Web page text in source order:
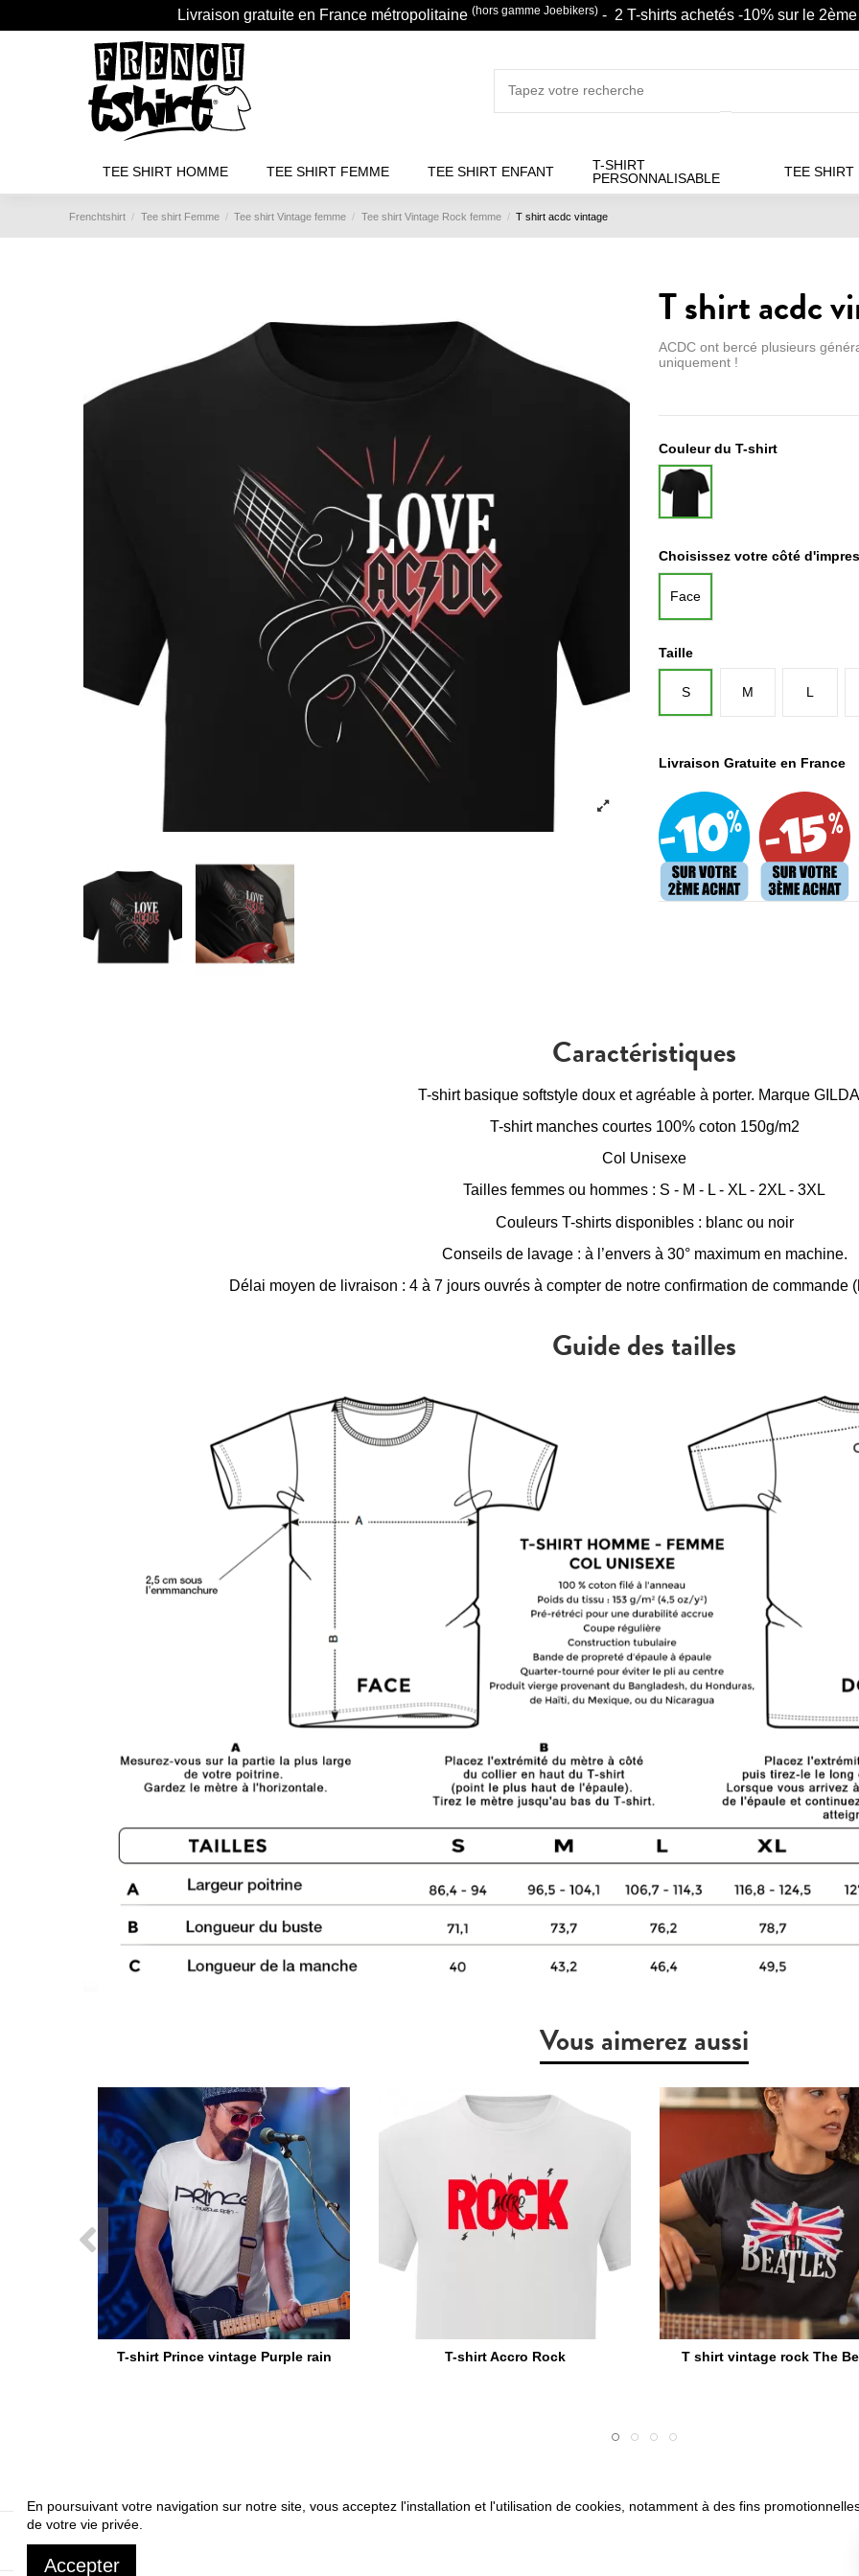
Livraison gratuite en France métropolitaine (hors gamme Joebikers) - 2 T-shirts achetés -10% sur le
TEE SHIRT HOMME TEE SHIRT FEMME TEE SHIRT ENFANT
T-SHIRT
PERSONNALISABLE
TEE SHIRT
Frenchtshirt Tee shirt Femme Tee shirt Vintage femme Tee shirt Vintage Rock femme T shirt acdc vintage
T shirt acdc
ACDC ont bercé plusieurs
uniquement !
Couleur du T-shirt
Noir
Choisissez votre côté
Face
Taille
S M L
Livraison Gratuite en France
Caractéristiques
T-shirt basique softstyle doux et agréable à porter. Marque
T-shirt manches courtes 100% coton 150g/m2
Col Unisexe
Tailles femmes ou hommes : S - M - L - XL - 2XL - 3XL
Couleurs T-shirts disponibles : blanc ou noir
Conseils de lavage : à l’envers à 30° maximum en machine.
Délai moyen de livraison : 4 à 7 jours ouvrés à compter de notre confirmation de commande
Guide des tailles
Vous aimerez aussi
T-shirt Prince vintage Purple rain T-shirt Accro Rock T shirt vintage rock The
En poursuivant votre navigation sur notre site, vous acceptez l'installation et l'utilisation de cookies, notamment à des fins
de votre vie privée.
Accepter